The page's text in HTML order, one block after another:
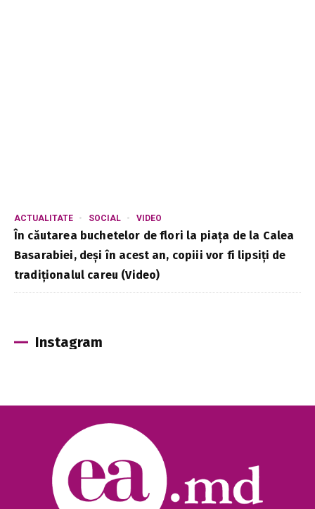
ACTUALITATE SOCIAL VIDEO
În căutarea buchetelor de flori la piața de la Calea
Basarabiei, deși în acest an, copiii vor fi lipsiți de
tradiționalul careu (Video)
Instagram